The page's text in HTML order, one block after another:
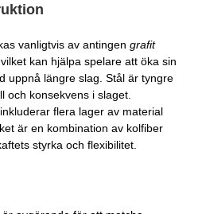
vanligtvis av antingen grafit
kan hjälpa spelare att öka sin
uppnå längre slag. Stål är tyngre
och konsekvens i slaget.
flera lager av material
är en kombination av kolfiber
styrka och flexibilitet.